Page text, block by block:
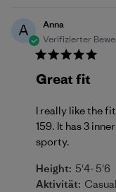
A
Anna
Verifizierter
Great fit
I really like the
159. It has 3
sporty.
Height: 5'4- 5'6
Aktivität: